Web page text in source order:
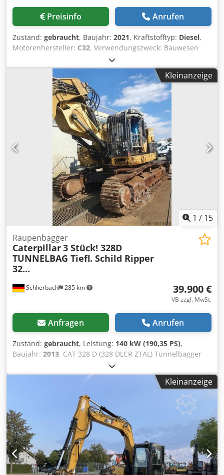
Preisinfo Anrufen
Zustand: gebraucht, Baujahr: 2021, Kraftstofftyp: Diesel,
Motorenhersteller: C32, Verwendungszweck: Bauwesen
Leergewicht: 18.221 kg Generatorleistung: 1.100 kVA
Transportabmessungen (L x B x H): 20 ft HC container
Wenden Sie sich an Sales Department, um weitere
Informationen zu erhalten. Über 85 Jahre Sales-Erfahrung
in den Niederlanden. Ein Expertenteam, das nach
individuellen Lösungen für Ihren Bedarf sucht. 1000
Stunden oder 1 Jahr Garantie: optimale Sicherheit. Rund
um die Uhr an sieben Tagen in der Woche erreichbar.
Schneller Service. Cjdpfjvyn A Ujx Am Usha Großer Vorrat,
direkt lieferbar.
Kleinanzeige
1 / 15
Schlierbach 285 km
Raupenbagger
Caterpillar3 Stück! 328D
TUNNELBAG Tiefl. Schild Ripper
32...
39.900 €
VB zzgl. MwSt.
Anfragen Anrufen
Zustand: gebraucht, Leistung: 140 kW (190,35 PS),
Baujahr: 2013, CAT 328 D (328 DLCR ZTAL) Tunnelbagger
Sehr viele Teile zusätzlich gegen Aufpreis erhältlich, z. B.
ein kompletter Oberbau etc.!! • Leistung: 140 kW (190 PS) •
Knick-/ Verstellausleger für Tunnelarbeiten •
Schnellwechseleinrichtung • Schildabstützung • Klima •
Kurzheckversion • 11.600 Bh. • 600 mm Kettenbreite •
inclusive 1 x Tieflöffel 1.3 m³ und 1 x Ripper •
Baggergrabungstiefe: ca. 7m • Leergewicht: 43.500 kg -
deutsche Maschine! Csdpfxjwmpcuo Am Usha -
funktionsfähig! - Alle Kundendienste durch Fa. Zeppelin /
Caterpillar Irrtümer und Zwischenverkauf vorbehaltlich! =
Weitere Informationen = Baujahr: 2013 Schäden: keines
Kleinanzeige